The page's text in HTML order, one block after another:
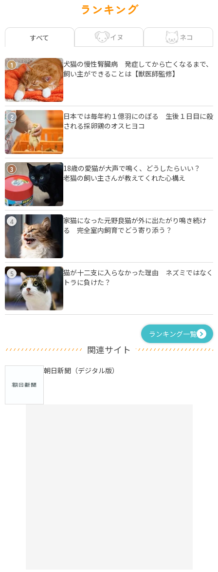
ランキング
すべて イヌ ネコ
1
犬猫の慢性腎臓病 発症してから亡くなるまで、
飼い主ができることは【獣医師監修】
2
日本では毎年約１億羽にのぼる 生後１日目に殺
される採卵鶏のオスヒヨコ
3
18歳の愛猫が大声で鳴く、どうしたらいい？
老猫の飼い主さんが教えてくれた心構え
4
家猫になった元野良猫が外に出たがり鳴き続け
る 完全室内飼育でどう寄り添う？
5
猫が十二支に入らなかった理由 ネズミではなく
トラに負けた？
ランキング一覧
関連サイト
朝日新聞（デジタル版）